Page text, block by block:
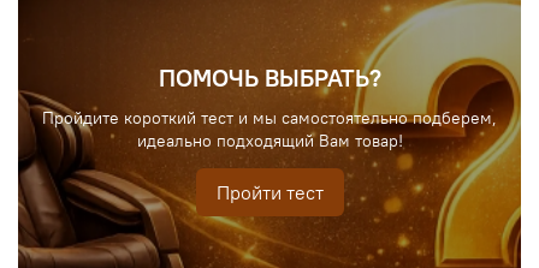
ПОМОЧЬ ВЫБРАТЬ?
Пройдите короткий тест и мы самостоятельно подберем,
идеально подходящий Вам товар!
Пройти тест